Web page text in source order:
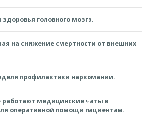
головного мозга.
на снижение смертности от внешних
профилактики наркомании.
работают медицинские чаты в
оперативной помощи пациентам.